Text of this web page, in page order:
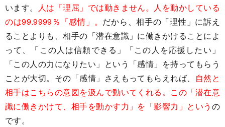
います。 人は「理屈」では動きません。人を動かしている
のは99.9999％「感情」。 だから、相手の「理性」に訴え
ることよりも、相手の「潜在意識」に働きかけることによ
って、「この人は信頼できる」「この人を応援したい」
「この人の力になりたい」という「感情」を持ってもらう
ことが大切。その「感情」さえもってもらえれば、 自然と
相手はこちらの意図を汲んで動いてくれる。この「潜在意
識に働きかけて、相手を動かす力」を「影響力」という の
です。